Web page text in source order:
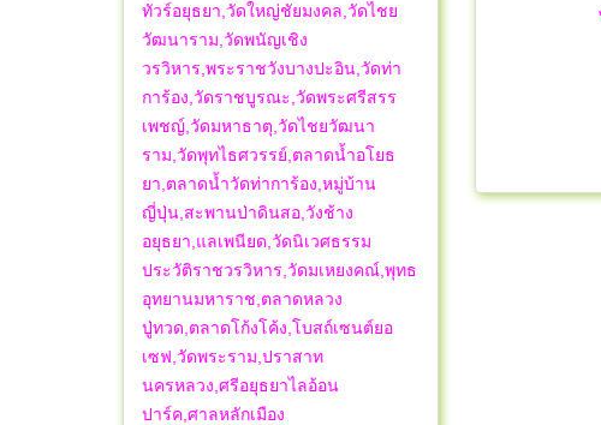
ทัวร์อยุธยา,วัดใหญ่ชัยมงคล,วัดไชย
วัฒนาราม,วัดพนัญเชิง
วรวิหาร,พระราชวังบางปะอิน,วัดท่า
การ้อง,วัดราชบูรณะ,วัดพระศรีสรร
เพชญ์,วัดมหาธาตุ,วัดไชยวัฒนา
ราม,วัดพุทไธศวรรย์,ตลาดน้ำอโยธ
ยา,ตลาดน้ำวัดท่าการ้อง,หมู่บ้าน
ญี่ปุ่น,สะพานป่าดินสอ,วังช้าง
อยุธยา,แลเพนียด,วัดนิเวศธรรม
ประวัติราชวรวิหาร,วัดมเหยงคณ์,พุทธ
อุทยานมหาราช,ตลาดหลวง
ปู่ทวด,ตลาดโก้งโค้ง,โบสถ์เซนต์ยอ
เซฟ,วัดพระราม,ปราสาท
นครหลวง,ศรีอยุธยาไลอ้อน
ปาร์ค,ศาลหลักเมือง